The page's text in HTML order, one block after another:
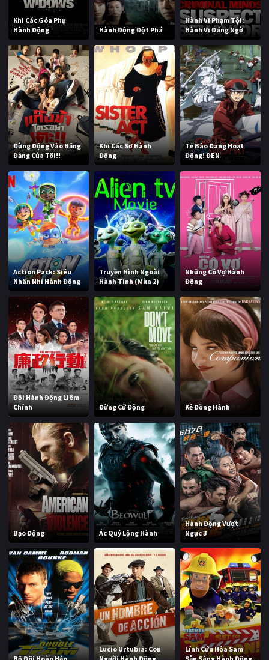
Khi Các Góa Phụ
Hành Động
Hành Động Đột Phá
Hành Vi Phạm Tội:
Hành Vi Đáng Ngờ
Đừng Động Vào Băng
Đảng Của Tôi!!
Khi Các Sơ Hành
Động
Tế Bào Đang Hoạt
Động! ĐEN
Action Pack: Siêu
Nhân Nhí Hành Động
Truyền Hình Ngoài
Hành Tinh (Mùa 2)
Những Cô Vợ Hành
Động
Đội Hành Động Liêm
Chính
Đừng Cử Động Kẻ Đồng Hành
Bạo Động Ác Quỷ Lộng Hành
Hành Động Vượt
Ngục 3
Lucio Urtubia: Con
Lính Cứu Hỏa Sam